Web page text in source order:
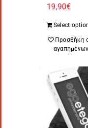
19,90€
Select
Προσθήκη
αγαπημένων